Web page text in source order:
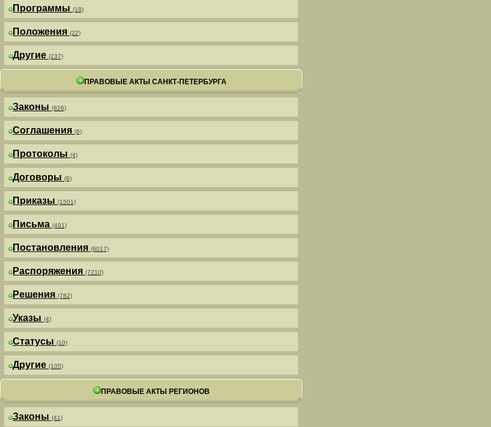
Программы (18)
Положения (22)
Другие (237)
ПРАВОВЫЕ АКТЫ САНКТ-ПЕТЕРБУРГА
Законы (826)
Соглашения (6)
Протоколы (4)
Договоры (6)
Приказы (1501)
Письма (491)
Постановления (6017)
Распоряжения (7210)
Решения (782)
Указы (4)
Статусы (10)
Другие (105)
ПРАВОВЫЕ АКТЫ РЕГИОНОВ
Законы (41)